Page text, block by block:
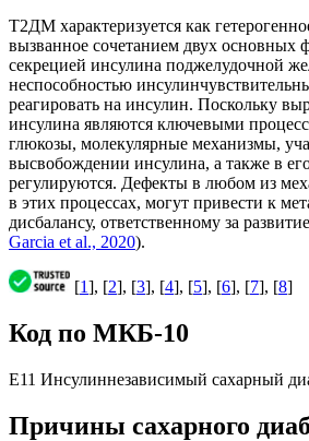
Т2ДМ характеризуется как
вызванное сочетанием двух основных
секрецией инсулина поджелудочной
неспособностью
реагировать на инсулин. Поскольку
инсулина являются ключевыми
глюкозы, молекулярные механизмы,
высвобождении инсулина, а также в
регулируются. Дефекты в любом из
в этих процессах, могут привести к
дисбалансу, ответственному за
Garcia et al., 2020).
[1], [2], [3], [4], [5], [6], [7], [8]
Код по МКБ-10
E11 Инсулиннезависимый сахарный
Причины сахарного